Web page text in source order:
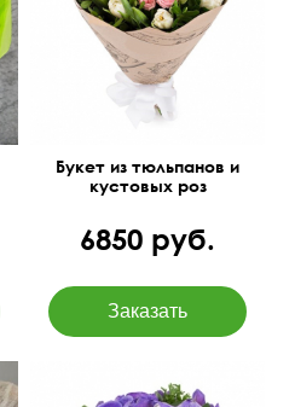
Букет из тюльпанов и
кустовых роз
6850 руб.